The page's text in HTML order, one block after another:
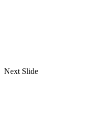
Next Slide